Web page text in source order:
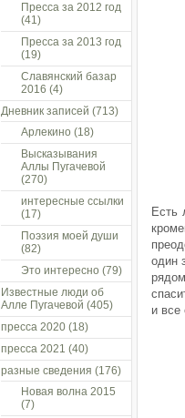
Есть
один
и
Пресса за 2012 год
(41)
Пресса за 2013 год
(19)
Славянский базар
2016 (4)
Дневник записей (713)
Арлекино (18)
Высказывания
Аллы Пугачевой
(270)
интересные ссылки
(17)
Поэзия моей души
(82)
Это интересно (79)
Известные люди об
Алле Пугачевой (405)
пресса 2020(18)
пресса 2021 (40)
разные сведения (176)
Новая волна 2015
(7)